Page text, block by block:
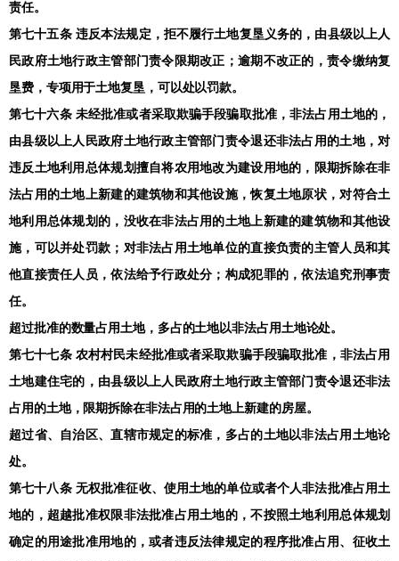
责任。
第七十五条 违反本法规定，拒不履行土地复垦义务的，由县级以上人
民政府土地行政主管部门责令限期改正；逾期不改正的，责令缴纳复
垦费，专项用于土地复垦，可以处以罚款。
第七十六条 未经批准或者采取欺骗手段骗取批准，非法占用土地的，
由县级以上人民政府土地行政主管部门责令退还非法占用的土地，对
违反土地利用总体规划擅自将农用地改为建设用地的，限期拆除在非
法占用的土地上新建的建筑物和其他设施，恢复土地原状，对符合土
地利用总体规划的，没收在非法占用的土地上新建的建筑物和其他设
施，可以并处罚款；对非法占用土地单位的直接负责的主管人员和其
他直接责任人员，依法给予行政处分；构成犯罪的，依法追究刑事责
任。
超过批准的数量占用土地，多占的土地以非法占用土地论处。
第七十七条 农村村民未经批准或者采取欺骗手段骗取批准，非法占用
土地建住宅的，由县级以上人民政府土地行政主管部门责令退还非法
占用的土地，限期拆除在非法占用的土地上新建的房屋。
超过省、自治区、直辖市规定的标准，多占的土地以非法占用土地论
处。
第七十八条 无权批准征收、使用土地的单位或者个人非法批准占用土
地的，超越批准权限非法批准占用土地的，不按照土地利用总体规划
确定的用途批准用地的，或者违反法律规定的程序批准占用、征收土